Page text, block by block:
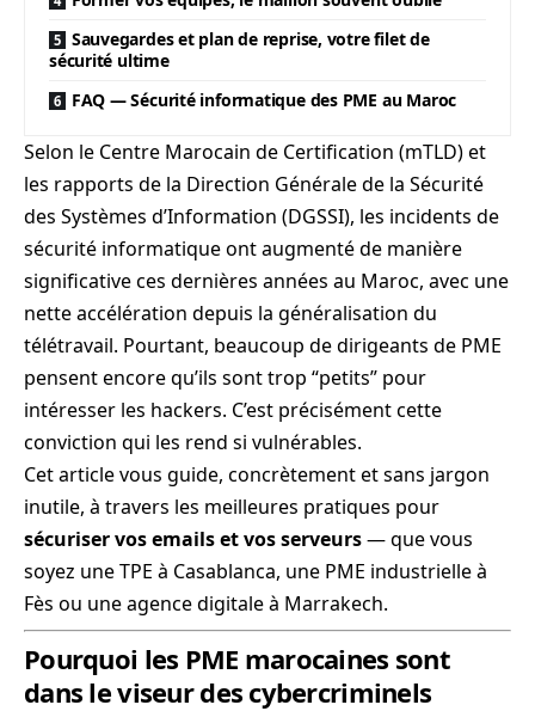
Sauvegardes et plan de reprise, votre filet de
sécurité ultime
FAQ — Sécurité informatique des PME au Maroc
Selon le Centre Marocain de Certification (mTLD) et
les rapports de la Direction Générale de la Sécurité
des Systèmes d’Information (DGSSI), les incidents de
sécurité informatique ont augmenté de manière
significative ces dernières années au Maroc, avec une
nette accélération depuis la généralisation du
télétravail. Pourtant, beaucoup de dirigeants de PME
pensent encore qu’ils sont trop “petits” pour
intéresser les hackers. C’est précisément cette
conviction qui les rend si vulnérables.
Cet article vous guide, concrètement et sans jargon
inutile, à travers les meilleures pratiques pour
sécuriser vos emails et vos serveurs— que vous
soyez une TPE à Casablanca, une PME industrielle à
Fès ou une agence digitale à Marrakech.
Pourquoi les PME marocaines sont
dans le viseur des cybercriminels